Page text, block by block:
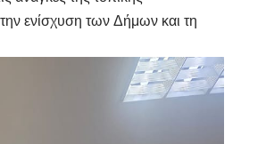
ενίσχυση των Δήμων και τη